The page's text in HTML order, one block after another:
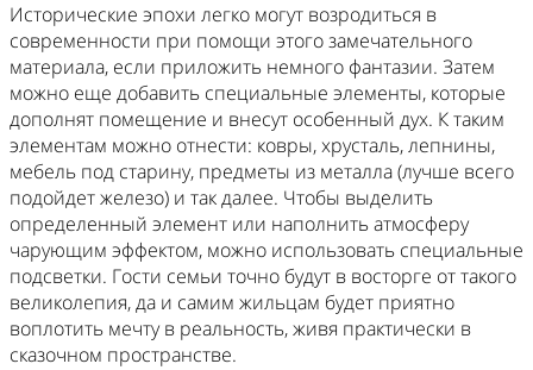
Исторические эпохи легко могут возродиться в
современности при помощи этого замечательного
материала, если приложить немного фантазии. Затем
можно еще добавить специальные элементы, которые
дополнят помещение и внесут особенный дух. К таким
элементам можно отнести: ковры, хрусталь, лепнины,
мебель под старину, предметы из металла (лучше всего
подойдет железо) и так далее. Чтобы выделить
определенный элемент или наполнить атмосферу
чарующим эффектом, можно использовать специальные
подсветки. Гости семьи точно будут в восторге от такого
великолепия, да и самим жильцам будет приятно
воплотить мечту в реальность, живя практически в
сказочном пространстве.